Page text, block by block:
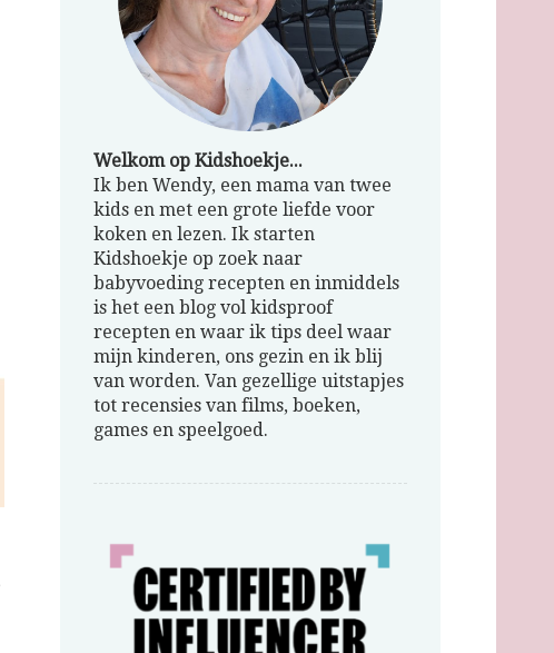
Welkom op Kidshoekje...
Ik ben Wendy, een mama van twee
kids en met een grote liefde voor
koken en lezen. Ik starten
Kidshoekje op zoek naar
babyvoeding recepten en inmiddels
is het een blog vol kidsproof
recepten en waar ik tips deel waar
mijn kinderen, ons gezin en ik blij
van worden. Van gezellige uitstapjes
tot recensies van films, boeken,
games en speelgoed.